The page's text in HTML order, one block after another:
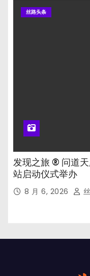
丝路头条
发现之旅 ® 问道
站启动仪式举办
8 月 6, 2026